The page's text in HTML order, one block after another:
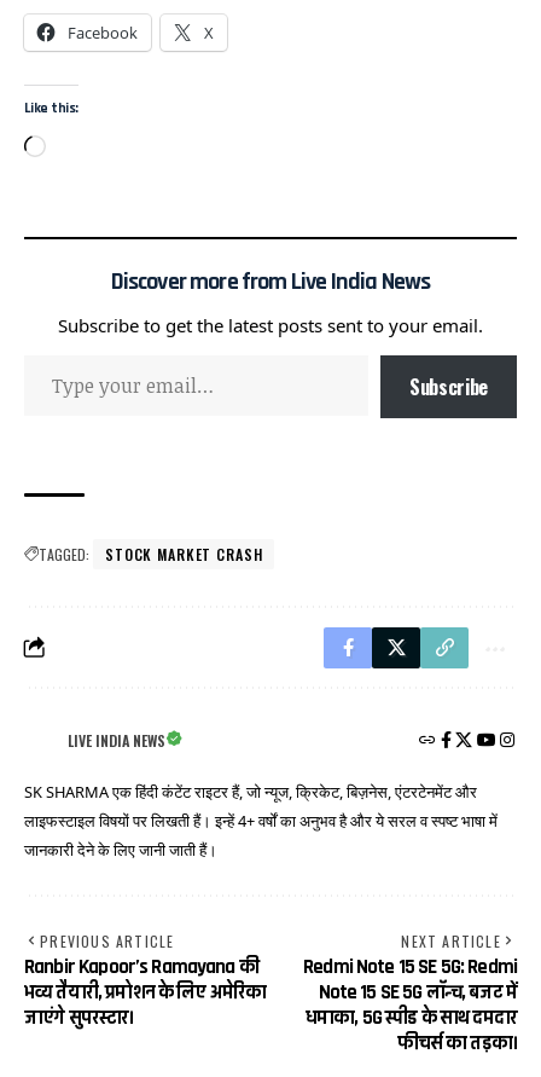
Facebook X
Like this:
Discover more from Live India News
Subscribe to get the latest posts sent to your email.
Subscribe
TAGGED: STOCK MARKET CRASH
LIVE INDIA NEWS
SK SHARMA एक हिंदी कंटेंट राइटर हैं, जो न्यूज, क्रिकेट, बिज़नेस, एंटरटेनमेंट और
लाइफस्टाइल विषयों पर लिखती हैं। इन्हें 4+ वर्षों का अनुभव है और ये सरल व स्पष्ट भाषा में
जानकारी देने के लिए जानी जाती हैं।
PREVIOUS ARTICLE
Ranbir Kapoor’s Ramayana की
भव्य तैयारी, प्रमोशन के लिए अमेरिका
जाएंगे सुपरस्टार।
NEXT ARTICLE
Redmi Note 15 SE 5G: Redmi
Note 15 SE 5G लॉन्च, बजट में
धमाका, 5G स्पीड के साथ दमदार
फीचर्स का तड़का।